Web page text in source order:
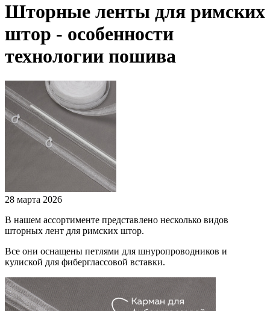
Шторные ленты для римских
штор - особенности
технологии пошива
28 марта 2026
В нашем ассортименте представлено несколько видов
шторных лент для римских штор.
Все они оснащены петлями для шнуропроводников и
кулиской для фиберглассовой вставки.